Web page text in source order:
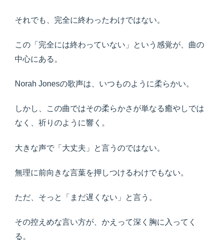
それでも、完全に終わったわけではない。
この「完全には終わっていない」という感覚が、曲の
中心にある。
Norah Jonesの歌声は、いつものように柔らかい。
しかし、この曲ではその柔らかさが単なる癒やしでは
なく、祈りのように響く。
大きな声で「大丈夫」と言うのではない。
無理に前向きな言葉を押しつけるわけでもない。
ただ、そっと「まだ遅くない」と言う。
その控えめな言い方が、かえって深く胸に入ってく
る。